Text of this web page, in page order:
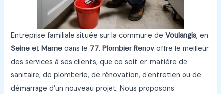
Entreprise familiale située sur la commune deVoulangis, en
Seine et Marnedans le 77.Plombier Renov offre le meilleur
des services à ses clients, que ce soit en matière de
sanitaire, de plomberie, de rénovation, d’entretien ou de
démarrage d’un nouveau projet. Nous proposons